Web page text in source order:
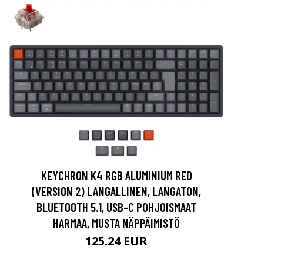
KEYCHRON K4 RGB ALUMINIUM RED
(VERSION 2) LANGALLINEN, LANGATON,
BLUETOOTH 5.1, USB-C POHJOISMAAT
HARMAA, MUSTA NÄPPÄIMISTÖ
125.24 EUR